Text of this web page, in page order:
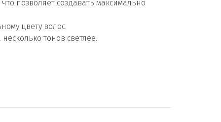
позволяет создавать максимально
цвету волос.
тонов светлее.